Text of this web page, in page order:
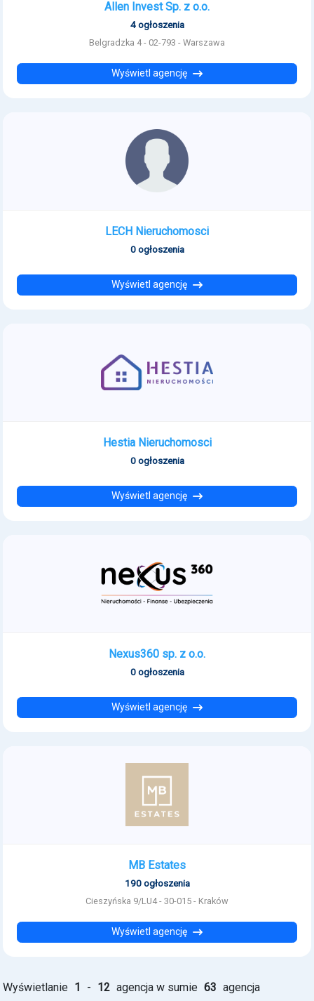
Allen Invest Sp. z o.o.
4 ogłoszenia
Belgradzka 4 - 02-793 - Warszawa
Wyświetl agencję
LECH Nieruchomosci
0 ogłoszenia
Wyświetl agencję
Hestia Nieruchomosci
0 ogłoszenia
Wyświetl agencję
Nexus360 sp. z o.o.
0 ogłoszenia
Wyświetl agencję
MB Estates
190 ogłoszenia
Cieszyńska 9/LU4 - 30-015 - Kraków
Wyświetl agencję
Wyświetlanie 1 - 12 agencja w sumie 63 agencja